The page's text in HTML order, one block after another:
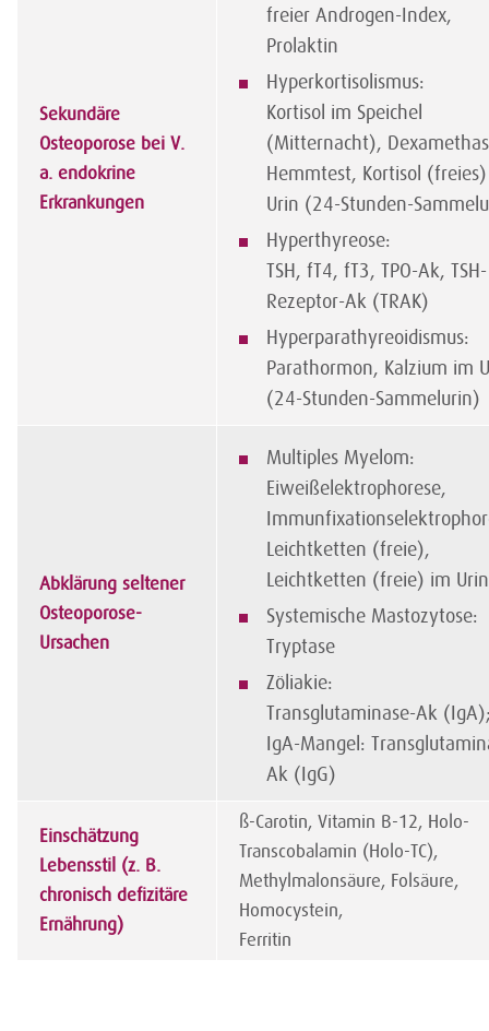
Sekundäre
Osteoporose bei V.
a. endokrine
Erkrankungen
freier Androgen-Index,
Prolaktin
Hyperkortisolismus:
Kortisol im Speichel
(Mitternacht),
Hemmtest, Kortisol
Urin (24-Stunden-
Hyperthyreose:
TSH, fT4, fT3, TPO-Ak, TSH-
Rezeptor-Ak (TRAK)
Hyperparathyreoidismus:
Parathormon, Kalzium im
(24-Stunden-Sammelurin)
Abklärung seltener
Osteoporose-
Ursachen
Multiples Myelom:
Eiweißelektrophorese,
Leichtketten (freie),
Leichtketten (freie) im Urin
Systemische Mastozytose:
Tryptase
Zöliakie:
Transglutaminase-Ak
IgA-Mangel:
Ak (IgG)
Einschätzung
Lebensstil (z. B.
chronisch defizitäre
Ernährung)
ß-Carotin, Vitamin B-12, Holo-
Transcobalamin (Holo-TC),
Methylmalonsäure, Folsäure,
Homocystein,
Ferritin